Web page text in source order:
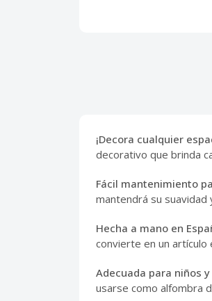
¡Decora cualquier
decorativo que brinda
Fácil mantenimiento
mantendrá su
Hecha a mano en
convierte en un artículo
Adecuada para niños
usarse como alfombra